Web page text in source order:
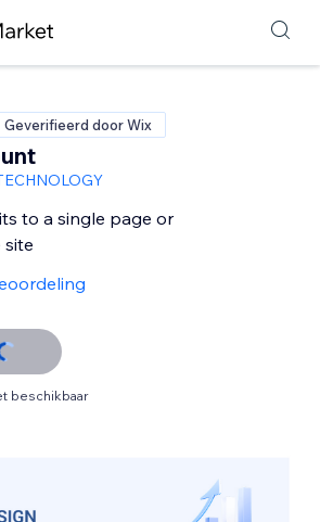
Geverifieerd door Wix
to a single page or
site
beschikbaar